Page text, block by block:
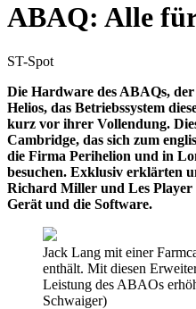
ABAQ: Alle
ST-Spot
Die Hardware des ABAQs,
Helios, das Betriebssystem
kurz vor ihrer Vollendung.
Cambridge, das sich zum
die Firma Perihelion und in
besuchen. Exklusiv erklärten
Richard Miller und Les Player
Gerät und die Software.
Jack Lang mit einer
enthält. Mit diesen
Leistung des ABAOs
Schwaiger)